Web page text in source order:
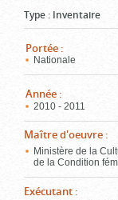
Type : Inventaire
Portée :
Nationale
Année :
2010 - 2011
Maître d'oeuvre :
Ministère de la
de la Condition
Exécutant :